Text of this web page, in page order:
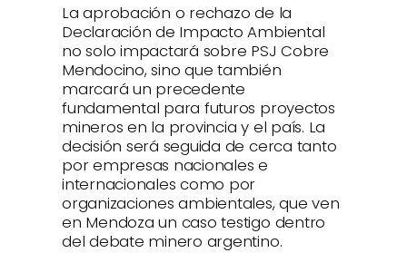
La aprobación o rechazo de la
Declaración de Impacto Ambiental
no solo impactará sobre PSJ Cobre
Mendocino, sino que también
marcará un precedente
fundamental para futuros proyectos
mineros en la provincia y el país. La
decisión será seguida de cerca tanto
por empresas nacionales e
internacionales como por
organizaciones ambientales, que ven
en Mendoza un caso testigo dentro
del debate minero argentino.